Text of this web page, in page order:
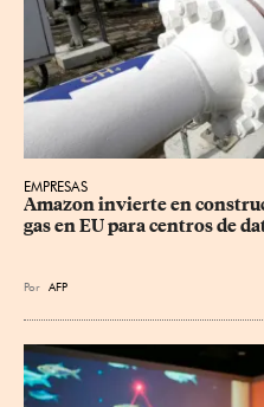
EMPRESAS
Amazon invierte en
gas en EU para centros de
Por AFP